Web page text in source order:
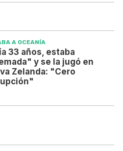
A OCEANÍA
33 años, estaba
y se la jugó en
Zelanda: "Cero